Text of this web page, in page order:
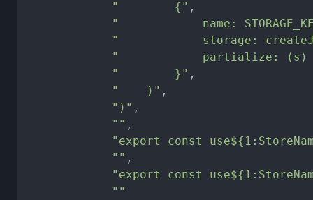
"        {" ,
"            name:
"            storage:
"            partialize: (s)
"        }" ,
"    )" ,
")" ,
"" ,
"export const
"" ,
"export const
""